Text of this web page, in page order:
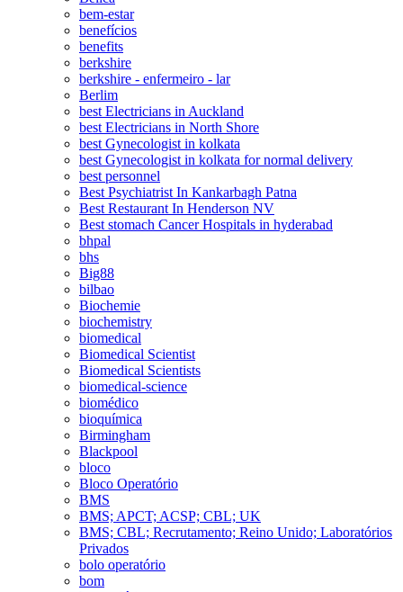
bem-estar
benefícios
benefits
berkshire
berkshire - enfermeiro - lar
Berlim
best Electricians in Auckland
best Electricians in North Shore
best Gynecologist in kolkata
best Gynecologist in kolkata for normal delivery
best personnel
Best Psychiatrist In Kankarbagh Patna
Best Restaurant In Henderson NV
Best stomach Cancer Hospitals in hyderabad
bhpal
bhs
Big88
bilbao
Biochemie
biochemistry
biomedical
Biomedical Scientist
Biomedical Scientists
biomedical-science
biomédico
bioquímica
Birmingham
Blackpool
bloco
Bloco Operatório
BMS
BMS; APCT; ACSP; CBL; UK
BMS; CBL; Recrutamento; Reino Unido; Laboratórios
Privados
bolo operatório
bom